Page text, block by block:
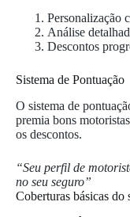
Personalização
Análise
Descontos
Sistema de Pontuação
O sistema de
premia bons
os descontos.
“Seu perfil de
no seu seguro”
Coberturas básicas